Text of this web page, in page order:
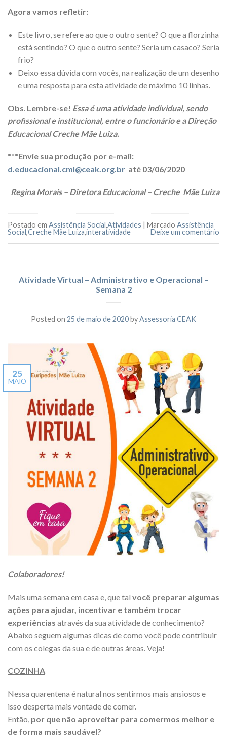
Agora vamos refletir:
Este livro, se refere ao que o outro sente? O que a florzinha
está sentindo? O que o outro sente? Seria um casaco? Seria
frio?
Deixo essa dúvida com vocês, na realização de um desenho
e uma resposta para esta atividade de máximo 10 linhas.
Obs. Lembre-se! Essa é uma atividade individual, sendo
profissional e institucional, entre o funcionário e a Direção
Educacional Creche Mãe Luiza.
***Envie sua produção por e-mail:
d.educacional.cml@ceak.org.br até 03/06/2020
Regina Morais – Diretora Educacional – Creche Mãe Luiza
Postado em Assistência Social,Atividades | Marcado Assistência
Social,Creche Mãe Luiza,interatividade Deixe um comentário
Atividade Virtual – Administrativo e Operacional –
Semana 2
Posted on 25 de maio de 2020byAssessoria CEAK
25
MAIO
Colaboradores!
Mais uma semana em casa e, que tal você preparar algumas
ações para ajudar, incentivar e também trocar
experiências através da sua atividade de conhecimento?
Abaixo seguem algumas dicas de como você pode contribuir
com os colegas da sua e de outras áreas. Veja!
COZINHA
Nessa quarentena é natural nos sentirmos mais ansiosos e
isso desperta mais vontade de comer.
Então, por que não aproveitar para comermos melhor e
de forma mais saudável?